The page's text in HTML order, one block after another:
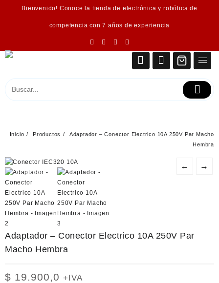
Bienvenido! Conoce la tienda de electrónica y robótica de
competencia con 7 años de experiencia
Inicio Productos
Adaptador – Conector Electrico 10A 250V Par Macho
Hembra
← →
Adaptador – Conector Electrico 10A 250V Par
Macho Hembra
$ 19.900,0 +IVA